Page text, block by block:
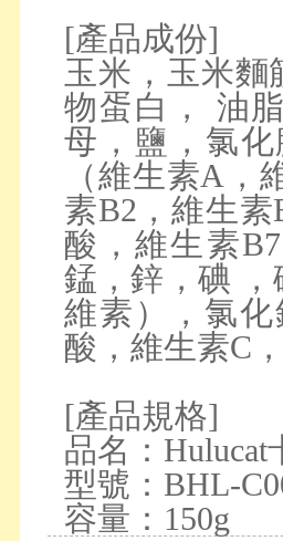
[產品成份]
玉米，玉米麵
物蛋白， 油
母，鹽，氯
（維生素A，
素B2，維生
酸，維生素
錳，鋅，碘
維素），氯
酸，維生素C
[產品規格]
品名：
型號：BHL-
容量：150g